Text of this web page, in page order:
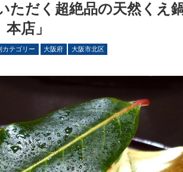
ただく超絶品の天然くえ
店」
カテゴリー 大阪府 大阪市北区